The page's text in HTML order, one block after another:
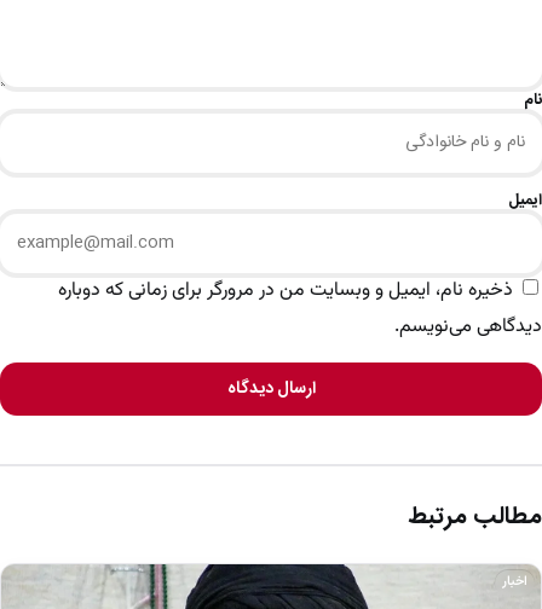
نام
ایمیل
ذخیره نام، ایمیل و وبسایت من در مرورگر برای زمانی که دوباره
دیدگاهی می‌نویسم.
ارسال دیدگاه
مطالب مرتبط
اخبار